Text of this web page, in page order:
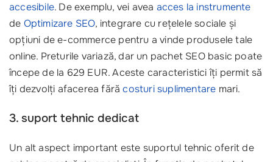
accesibile. De exemplu, vei avea acces la instrumente
de Optimizare SEO, integrare cu rețelele sociale și
opțiuni de e-commerce pentru a vinde produsele tale
online. Preturile variază, dar un pachet SEO basic poate
începe de la 629 EUR. Aceste caracteristici îți permit să
îți dezvolți afacerea fărăcosturi suplimentare mari.
3. suport tehnic dedicat
Un alt aspect important este suportul tehnic oferit de